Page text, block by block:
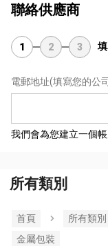
聯絡供應商
1 2 3
電郵地址(填寫您的公
我們會為您建立一個
所有類別
首頁 所有類別
金屬包裝